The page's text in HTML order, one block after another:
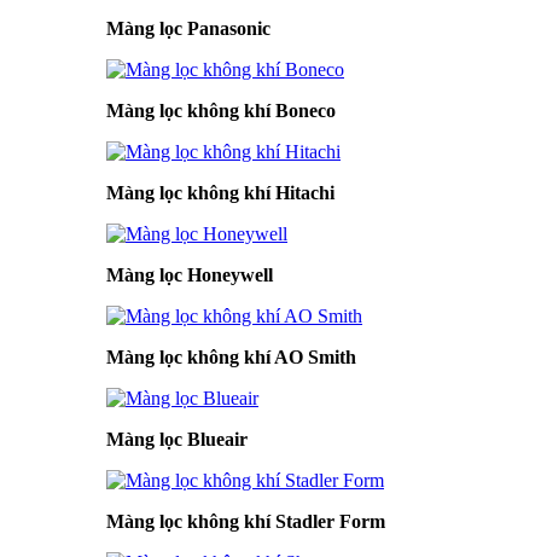
Màng lọc Panasonic
Màng lọc không khí Boneco
Màng lọc không khí Hitachi
Màng lọc Honeywell
Màng lọc không khí AO Smith
Màng lọc Blueair
Màng lọc không khí Stadler Form